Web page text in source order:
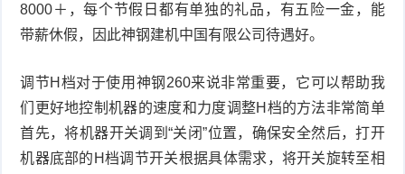
8000＋，每个节假日都有单独的礼品，有五险一金，能
带薪休假，因此神钢建机中国有限公司待遇好。
调节H档对于使用神钢260来说非常重要，它可以帮助我
们更好地控制机器的速度和力度调整H档的方法非常简单
首先，将机器开关调到“关闭”位置，确保安全然后，打开
机器底部的H档调节开关根据具体需求，将开关旋转至相